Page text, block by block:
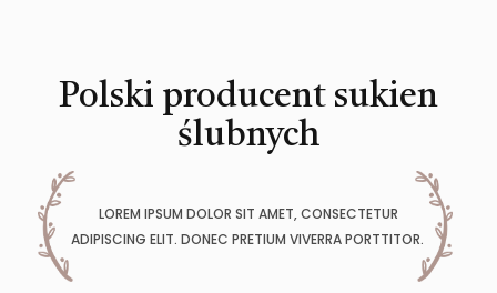
Polski producent sukien
ślubnych
LOREM IPSUM DOLOR SIT AMET, CONSECTETUR
ADIPISCING ELIT. DONEC PRETIUM VIVERRA PORTTITOR.